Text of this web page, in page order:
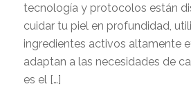
tecnología y protocolos están
cuidar tu piel en profundidad,
ingredientes activos altamente
adaptan a las necesidades de
es el […]